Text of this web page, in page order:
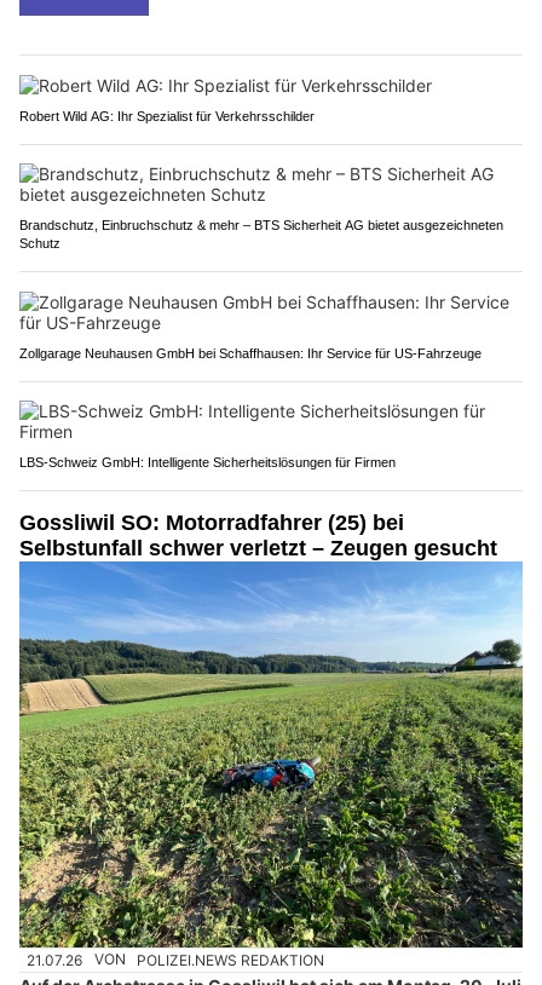
Robert Wild AG: Ihr Spezialist für Verkehrsschilder
Brandschutz, Einbruchschutz & mehr – BTS Sicherheit AG bietet ausgezeichneten
Schutz
Zollgarage Neuhausen GmbH bei Schaffhausen: Ihr Service für US-Fahrzeuge
LBS-Schweiz GmbH: Intelligente Sicherheitslösungen für Firmen
Gossliwil SO: Motorradfahrer (25) bei
Selbstunfall schwer verletzt – Zeugen gesucht
21.07.26 VON POLIZEI.NEWS REDAKTION